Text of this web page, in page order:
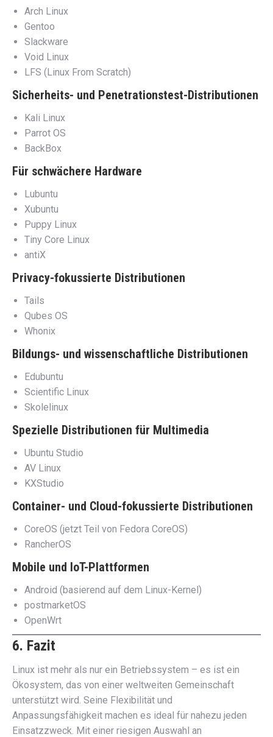
Arch Linux
Gentoo
Slackware
Void Linux
LFS (Linux From Scratch)
Sicherheits- und Penetrationstest-Distributionen
Kali Linux
Parrot OS
BackBox
Für schwächere Hardware
Lubuntu
Xubuntu
Puppy Linux
Tiny Core Linux
antiX
Privacy-fokussierte Distributionen
Tails
Qubes OS
Whonix
Bildungs- und wissenschaftliche Distributionen
Edubuntu
Scientific Linux
Skolelinux
Spezielle Distributionen für Multimedia
Ubuntu Studio
AV Linux
KXStudio
Container- und Cloud-fokussierte Distributionen
CoreOS (jetzt Teil von Fedora CoreOS)
RancherOS
Mobile und IoT-Plattformen
Android (basierend auf dem Linux-Kernel)
postmarketOS
OpenWrt
6. Fazit
Linux ist mehr als nur ein Betriebssystem – es ist ein
Ökosystem, das von einer weltweiten Gemeinschaft
unterstützt wird. Seine Flexibilität und
Anpassungsfähigkeit machen es ideal für nahezu jeden
Einsatzzweck. Mit einer riesigen Auswahl an